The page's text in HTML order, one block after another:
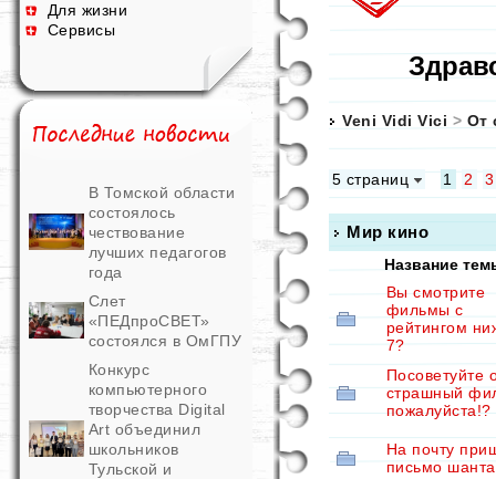
Для жизни
Сервисы
В Томской области
состоялось
чествование
лучших педагогов
года
Слет
«ПЕДпроСВЕТ»
состоялся в ОмГПУ
Конкурс
компьютерного
творчества Digital
Art объединил
школьников
Тульской и
Veni Vidi Vici > От
5 страниц 1 2 3
Мир кино
Название
Вы смотрите
фильмы с
рейтингом
7?
Посоветуйте
страшный
пожалуйста!?
На почту
письмо